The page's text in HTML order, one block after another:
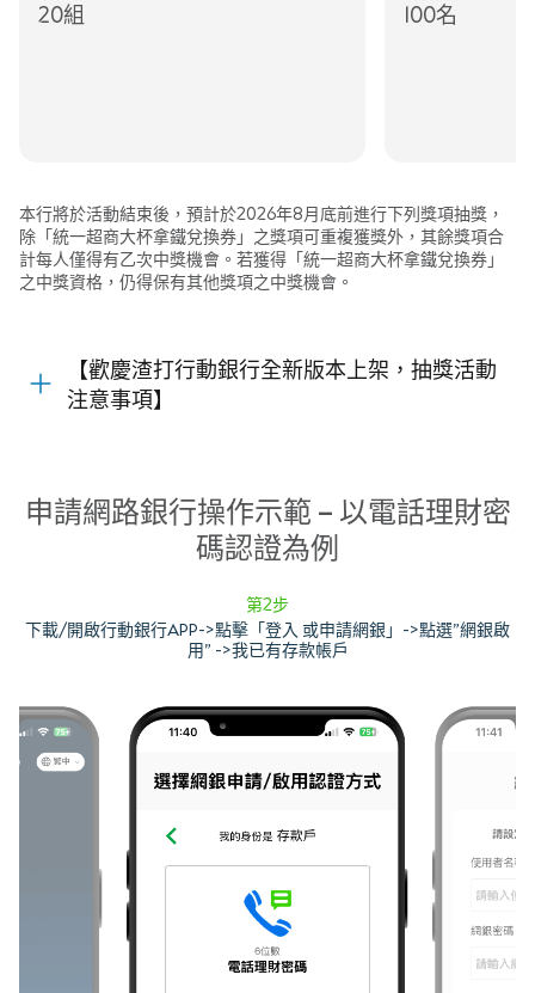
20組 100名
本行將於活動結束後，預計於2026年8月底前進行下列獎項抽獎，
除「統一超商大杯拿鐵兌換券」之獎項可重複獲獎外，其餘獎項合
計每人僅得有乙次中獎機會。若獲得「統一超商大杯拿鐵兌換券」
之中獎資格，仍得保有其他獎項之中獎機會。
【歡慶渣打行動銀行全新版本上架，抽獎活動
注意事項】
申請網路銀行操作示範 – 以電話理財密
碼認證為例
第2步
下載/開啟行動銀行APP->點擊「登入 或申請網銀」->點選”網銀啟
用” ->我已有存款帳戶